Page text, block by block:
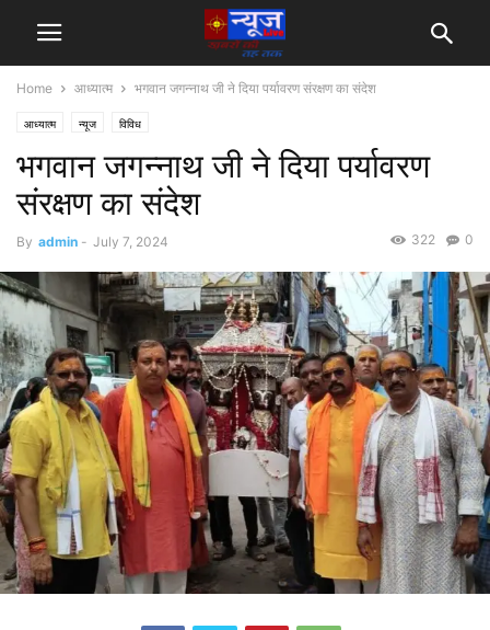
Home आध्यात्म भगवान जगन्नाथ जी ने दिया पर्यावरण संरक्षण का संदेश
आध्यात्म न्यूज विविध
भगवान जगन्नाथ जी ने दिया पर्यावरण
संरक्षण का संदेश
By admin - July 7, 2024 0
322